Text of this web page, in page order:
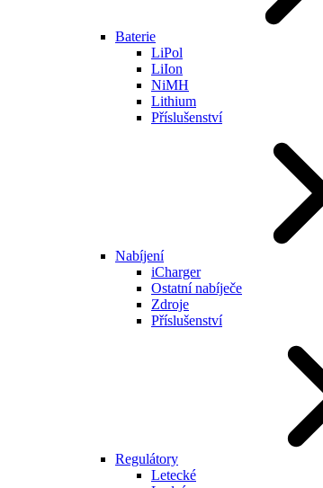
Baterie
LiPol
LiIon
NiMH
Lithium
Příslušenství
Nabíjení
iCharger
Ostatní nabíječe
Zdroje
Příslušenství
Regulátory
Letecké